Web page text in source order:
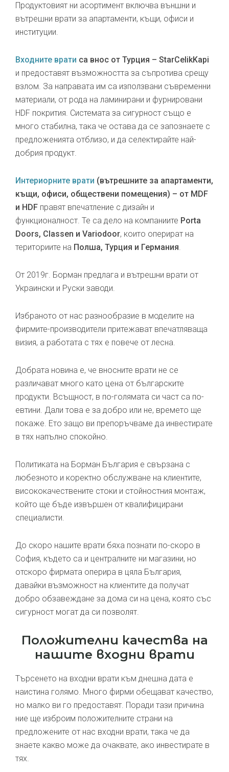
Продуктовият ни асортимент включва външни и
вътрешни врати за апартаменти, къщи, офиси и
институции.
Входните врати са внос от Турция – StarCelikKapi
и предоставят възможността за съпротива срещу
взлом. За направата им са използвани съвременни
материали, от рода на ламинирани и фурнировани
HDF покрития. Системата за сигурност също е
много стабилна, така че остава да се запознаете с
предложенията отблизо, и да селектирайте най-
добрия продукт.
Интериорните врати (вътрешните за апартаменти,
къщи, офиси, обществени помещения) – от MDF
и HDF правят впечатление с дизайн и
функционалност. Те са дело на компаниите Porta
Doors, Classen и Variodoor, които оперират на
териториите на Полша, Турция и Германия.
От 2019г. Борман предлага и вътрешни врати от
Украински и Руски заводи.
Избраното от нас разнообразие в моделите на
фирмите-производители притежават впечатляваща
визия, а работата с тях е повече от лесна.
Добрата новина е, че вносните врати не се
различават много като цена от българските
продукти. Всъщност, в по-голямата си част са по-
евтини. Дали това е за добро или не, времето ще
покаже. Ето защо ви препоръчваме да инвестирате
в тях напълно спокойно.
Политиката на Борман България е свързана с
любезното и коректно обслужване на клиентите,
висококачествените стоки и стойностния монтаж,
който ще бъде извършен от квалифицирани
специалисти.
До скоро нашите врати бяха познати по-скоро в
София, където са и централните ни магазини, но
отскоро фирмата оперира в цяла България,
давайки възможност на клиентите да получат
добро обзавеждане за дома си на цена, която със
сигурност могат да си позволят.
Положителни качества на
нашите входни врати
Търсенето на входни врати към днешна дата е
наистина голямо. Много фирми обещават качество,
но малко ви го предоставят. Поради тази причина
ние ще изброим положителните страни на
предложените от нас входни врати, така че да
знаете какво може да очаквате, ако инвестирате в
тях.